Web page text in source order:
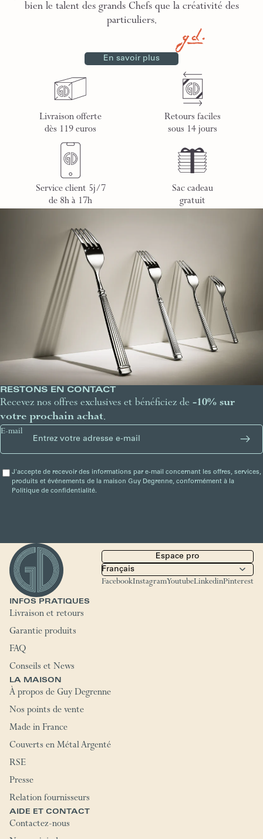
bien le talent des grands Chefs que la créativité des
particuliers.
En savoir plus
Livraison offerte
dès 119 euros
Retours faciles
sous 14 jours
Service client 5j/7
de 8h à 17h
Sac cadeau
gratuit
RESTONS EN CONTACT
Recevez nos offres exclusives et bénéficiez de -10% sur
votre prochain achat.
E-mail
J'accepte de recevoir des informations par e-mail concernant les offres, services,
produits et événements de la maison Guy Degrenne, conformément à la
Politique de confidentialité.
Espace pro
FacebookInstagramYoutubeLinkedinPinterest
INFOS PRATIQUES
Livraison et retours
Garantie produits
FAQ
Conseils et News
LA MAISON
À propos de Guy Degrenne
Nos points de vente
Made in France
Couverts en Métal Argenté
RSE
Presse
Relation fournisseurs
AIDE ET CONTACT
Contactez-nous